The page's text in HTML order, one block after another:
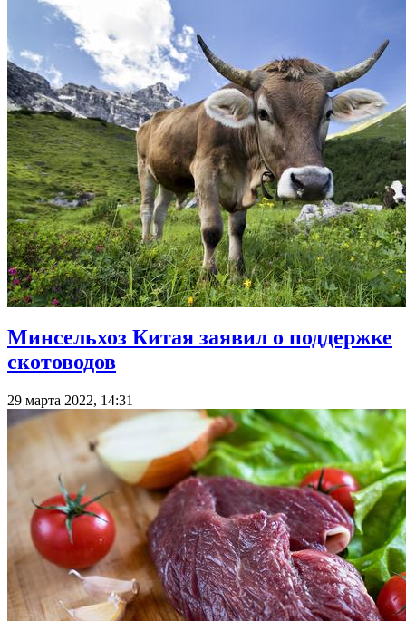
Минсельхоз Китая заявил о поддержке
скотоводов
29 марта 2022, 14:31